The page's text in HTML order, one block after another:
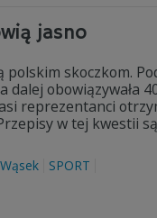
jasno
skoczkom.
obowiązywała
reprezentanci
w tej kwestii
SPORT